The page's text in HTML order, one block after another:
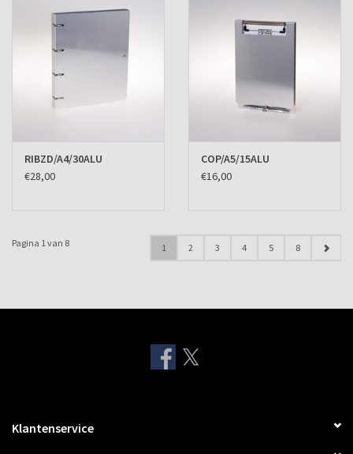
RIBZD/A4/30ALU
€28,00
COP/A5/15ALU
€16,00
Pagina 1 van 8 1 2 3 4 5 8
Klantenservice